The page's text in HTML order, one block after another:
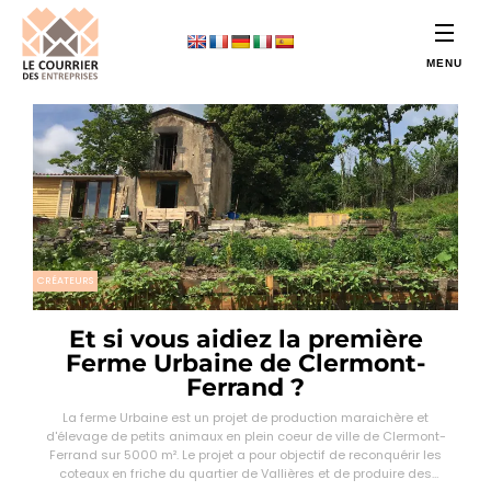
CRÉATEURS
Et si vous aidiez la première
Ferme Urbaine de Clermont-
Ferrand ?
La ferme Urbaine est un projet de production maraichère et
d'élevage de petits animaux en plein coeur de ville de Clermont-
Ferrand sur 5000 m². Le projet a pour objectif de reconquérir les
coteaux en friche du quartier de Vallières et de produire des